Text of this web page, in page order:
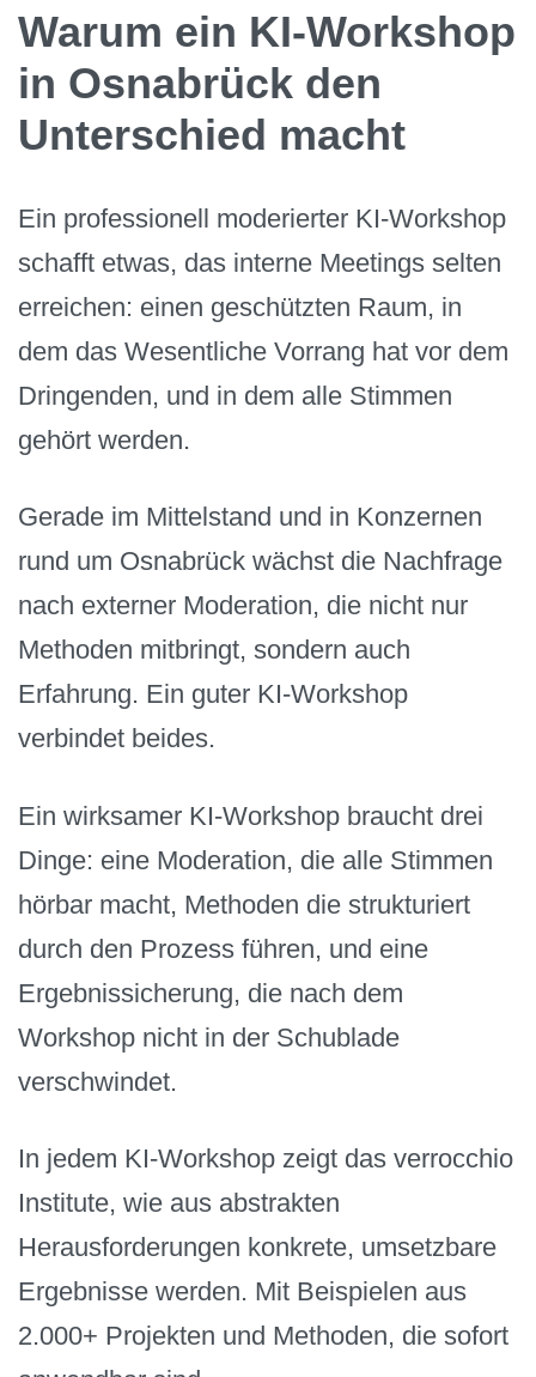
Warum ein KI-Workshop
in Osnabrück den
Unterschied macht
Ein professionell moderierter KI-Workshop
schafft etwas, das interne Meetings selten
erreichen: einen geschützten Raum, in
dem das Wesentliche Vorrang hat vor dem
Dringenden, und in dem alle Stimmen
gehört werden.
Gerade im Mittelstand und in Konzernen
rund um Osnabrück wächst die Nachfrage
nach externer Moderation, die nicht nur
Methoden mitbringt, sondern auch
Erfahrung. Ein guter KI-Workshop
verbindet beides.
Ein wirksamer KI-Workshop braucht drei
Dinge: eine Moderation, die alle Stimmen
hörbar macht, Methoden die strukturiert
durch den Prozess führen, und eine
Ergebnissicherung, die nach dem
Workshop nicht in der Schublade
verschwindet.
In jedem KI-Workshop zeigt das verrocchio
Institute, wie aus abstrakten
Herausforderungen konkrete, umsetzbare
Ergebnisse werden. Mit Beispielen aus
2.000+ Projekten und Methoden, die sofort